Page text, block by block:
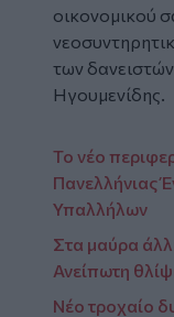
οικονομικού
των
Ηγουμενίδης.
Το νέο
Πανελλήνιας
Υπαλλήλων
Στα μαύρα
Ανείπωτη
Νέο τροχαίο